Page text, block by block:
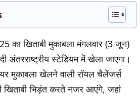
का खिताबी मुकाबला मंगलवार (3 जून)
अंतरराष्ट्रीय स्टेडियम में खेला जाएगा।
मुकाबला खेलने वाली रॉयल चैलेंजर्स
खिताबी भिड़ंत करते नजर आएंगे, जहां